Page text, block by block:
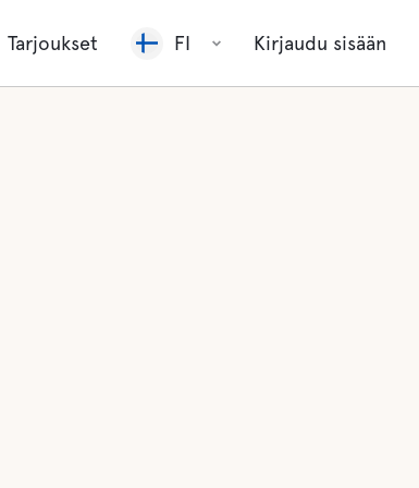
Tarjoukset FI Kirjaudu sisään